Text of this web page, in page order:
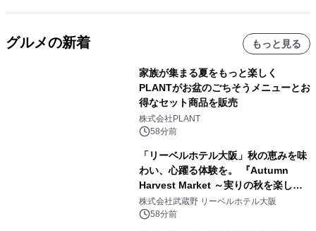
グルメの新着 もっと見る
家族が集まる夏をもっと楽しく
PLANTがお盆のごちそうメニューとお
得なセット商品を販売
株式会社PLANT
58分前
「リーベルホテル大阪」秋の恵みを味
わい、心躍る体験を。 『Autumn
Harvest Market ～実りの秋を楽しむ
ディナー&スイーツビュッフェ～』を9
月18日より開催！
株式会社武蔵野 リーベルホテル大阪
58分前